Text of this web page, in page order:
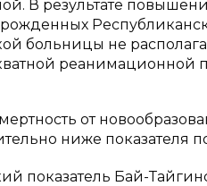
В результате
больницы не
реанимационной
от
ниже показателя
показатель Бай-